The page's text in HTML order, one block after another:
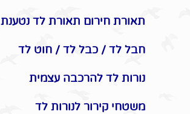
תאורת חירום תאורת לד נטענת
חבל לד / כבל לד / חוט לד
נורות לד להרכבה עצמית
משטחי קירור לנורות לד